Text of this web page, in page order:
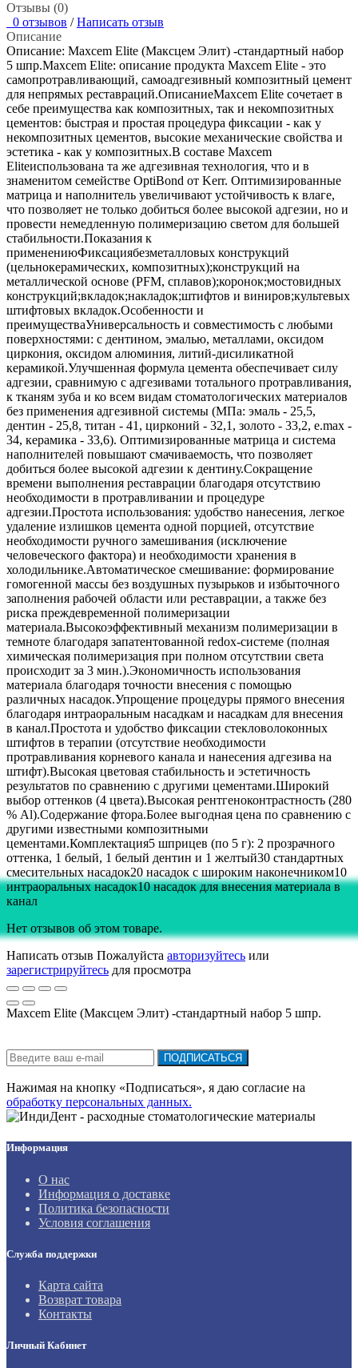
Отзывы (0)
0 отзывов / Написать отзыв
Описание
Описание: Maxcem Elite (Максцем Элит) -стандартный набор
5 шпр.Maxcem Elite: описание продукта Maxcem Elite - это
самопротравливающий, самоадгезивный композитный цемент
для непрямых реставраций.ОписаниеMaxcem Elite сочетает в
себе преимущества как композитных, так и некомпозитных
цементов: быстрая и простая процедура фиксации - как у
некомпозитных цементов, высокие механические свойства и
эстетика - как у композитных.В составе Maxcem
Eliteиспользована та же адгезивная технология, что и в
знаменитом семействе OptiBond от Kerr. Оптимизированные
матрица и наполнитель увеличивают устойчивость к влаге,
что позволяет не только добиться более высокой адгезии, но и
провести немедленную полимеризацию светом для большей
стабильности.Показания к
применениюФиксациябезметалловых конструкций
(цельнокерамических, композитных);конструкций на
металлической основе (PFM, сплавов);коронок;мостовидных
конструкций;вкладок;накладок;штифтов и виниров;культевых
штифтовых вкладок.Особенности и
преимуществаУниверсальность и совместимость с любыми
поверхностями: с дентином, эмалью, металлами, оксидом
циркония, оксидом алюминия, литий-дисиликатной
керамикой.Улучшенная формула цемента обеспечивает силу
адгезии, сравнимую с адгезивами тотального протравливания,
к тканям зуба и ко всем видам стоматологических материалов
без применения адгезивной системы (МПа: эмаль - 25,5,
дентин - 25,8, титан - 41, цирконий - 32,1, золото - 33,2, e.max -
34, керамика - 33,6). Оптимизированные матрица и система
наполнителей повышают смачиваемость, что позволяет
добиться более высокой адгезии к дентину.Сокращение
времени выполнения реставрации благодаря отсутствию
необходимости в протравливании и процедуре
адгезии.Простота использования: удобство нанесения, легкое
удаление излишков цемента одной порцией, отсутствие
необходимости ручного замешивания (исключение
человеческого фактора) и необходимости хранения в
холодильнике.Автоматическое смешивание: формирование
гомогенной массы без воздушных пузырьков и избыточного
заполнения рабочей области или реставрации, а также без
риска преждевременной полимеризации
материала.Высокоэффективный механизм полимеризации в
темноте благодаря запатентованной redox-системе (полная
химическая полимеризация при полном отсутствии света
происходит за 3 мин.).Экономичность использования
материала благодаря точности внесения с помощью
различных насадок.Упрощение процедуры прямого внесения
благодаря интраоральным насадкам и насадкам для внесения
в канал.Простота и удобство фиксации стекловолоконных
штифтов в терапии (отсутствие необходимости
протравливания корневого канала и нанесения адгезива на
штифт).Высокая цветовая стабильность и эстетичность
результатов по сравнению с другими цементами.Широкий
выбор оттенков (4 цвета).Высокая рентгеноконтрастность (280
% Al).Содержание фтора.Более выгодная цена по сравнению с
другими известными композитными
цементами.Комплектация5 шприцев (по 5 г): 2 прозрачного
оттенка, 1 белый, 1 белый дентин и 1 желтый30 стандартных
смесительных насадок20 насадок с широким наконечником10
интраоральных насадок10 насадок для внесения материала в
канал
Нет отзывов об этом товаре.
Написать отзыв Пожалуйста авторизуйтесь или
зарегистрируйтесь для просмотра
Maxcem Elite (Максцем Элит) -стандартный набор 5 шпр.
ПОДПИСАТЬСЯ
Нажимая на кнопку «Подписаться», я даю cогласие на
обработку персональных данных.
Информация
О нас
Информация о доставке
Политика безопасности
Условия соглашения
Служба поддержки
Карта сайта
Возврат товара
Контакты
Личный Кабинет